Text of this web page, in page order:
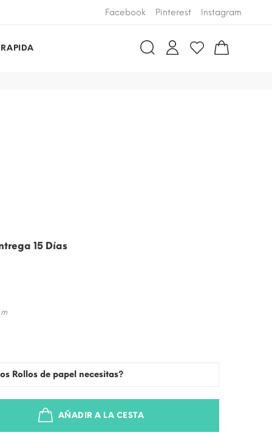
Facebook Pinterest Instagram
15 Días
Rollos de papel necesitas?
AÑADIR A LA CESTA